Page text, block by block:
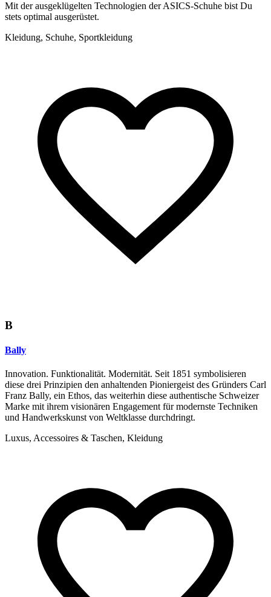
Mit der ausgeklügelten Technologien der ASICS-Schuhe bist Du
stets optimal ausgerüstet.
Kleidung, Schuhe, Sportkleidung
B
Bally
Innovation. Funktionalität. Modernität. Seit 1851 symbolisieren
diese drei Prinzipien den anhaltenden Pioniergeist des Gründers Carl
Franz Bally, ein Ethos, das weiterhin diese authentische Schweizer
Marke mit ihrem visionären Engagement für modernste Techniken
und Handwerkskunst von Weltklasse durchdringt.
Luxus, Accessoires & Taschen, Kleidung